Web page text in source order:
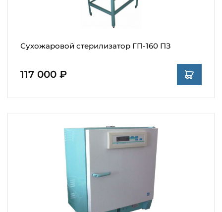
Сухожаровой стерилизатор ГП-160 ПЗ
117 000 ₽